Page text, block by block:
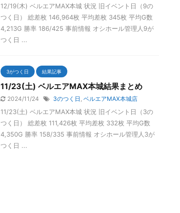
12/19(木) ベルエアMAX本城 状況 旧イベント日（9の
つく日） 総差枚 146,964枚 平均差枚 345枚 平均G数
4,213G 勝率 186/425 事前情報 オシホール管理人9が
つく日 ...
3がつく日 結果記事
11/23(土) ベルエアMAX本城結果まとめ
2024/11/24 3のつく日 ベルエアMAX本城店
11/23(土) ベルエアMAX本城 状況 旧イベント日（3の
つく日） 総差枚 111,426枚 平均差枚 332枚 平均G数
4,350G 勝率 158/335 事前情報 オシホール管理人3が
つく日 ...